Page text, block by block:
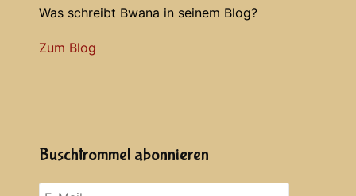
Was schreibt Bwana in seinem Blog?
Zum Blog
Buschtrommel abonnieren